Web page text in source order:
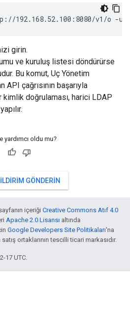
192.168.52.100:8080/v1/o -u
girin.
ve kuruluş listesi döndürürse
Bu komut, Uç Yönetim
API çağrısının başarıyla
kimlik doğrulaması, harici LDAP
yardımcı oldu mu?
GÖNDERIN
içeriği Creative Commons Atıf 4.0
Apache 2.0 Lisansı altında
Google Developers Site Politikaları'na
ortaklarının tescilli ticari markasıdır.
17 UTC.